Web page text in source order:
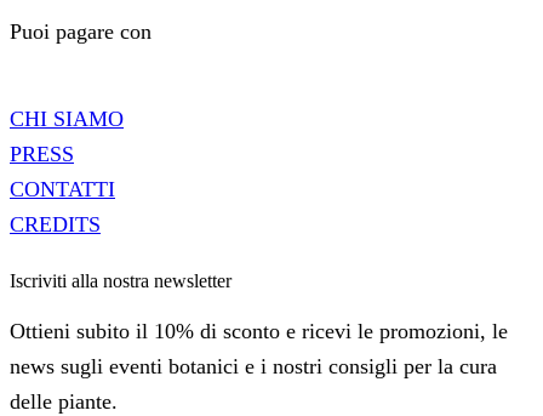
Puoi pagare con
CHI SIAMO
PRESS
CONTATTI
CREDITS
Iscriviti alla nostra newsletter
Ottieni subito il 10% di sconto e ricevi le promozioni, le
news sugli eventi botanici e i nostri consigli per la cura
delle piante.